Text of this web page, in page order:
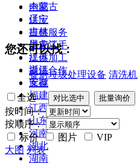
内蒙古
辽宁
吉林
黑龙江
江苏
浙江
安徽
福建
江西
山东
河南
湖北
湖南
全部
供应
提供服务
供应二手
提供加工
提供合作
库存
您还可以找：
餐厨垃圾处理设备 清洗机
全选
按时间：
按顺序：
标价
图片
VIP
大图 列表